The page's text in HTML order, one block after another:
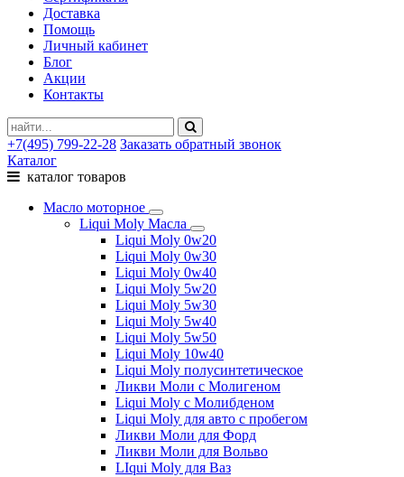
Доставка
Помощь
Личный кабинет
Блог
Акции
Контакты
+7(495) 799-22-28 Заказать обратный звонок
Каталог
каталог товаров
Масло моторное
Liqui Moly Масла
Liqui Moly 0w20
Liqui Moly 0w30
Liqui Moly 0w40
Liqui Moly 5w20
Liqui Moly 5w30
Liqui Moly 5w40
Liqui Moly 5w50
Liqui Moly 10w40
Liqui Moly полусинтетическое
Ликви Моли с Молигеном
Liqui Moly с Молибденом
Liqui Moly для авто с пробегом
Ликви Моли для Форд
Ликви Моли для Вольво
LIqui Moly для Ваз